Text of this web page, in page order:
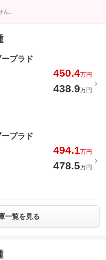
。
プラド
450.4万円
438.9万円
プラド
494.1万円
478.5万円
一覧を見る